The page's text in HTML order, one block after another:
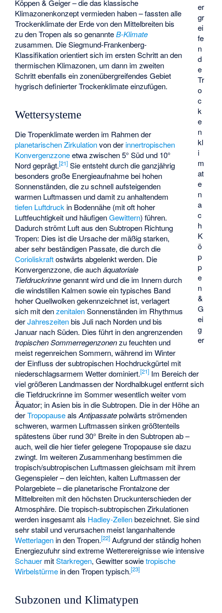
er
gr
ei
fe
n
d
e
Tr
o
c
k
e
n
kl
i
m
at
e
n
a
c
h
K
ö
p
p
e
n
&
G
ei
g
er
Köppen & Geiger – die das klassische
Klimazonenkonzept vermieden haben – fassten alle
Trockenklimate der Erde von den Mittelbreiten bis
zu den Tropen als so genannteB-Klimate
zusammen. DieSiegmund-Frankenberg-
Klassifikationorientiert sich im ersten Schritt an den
thermischen Klimazonen, um dann im zweiten
Schritt ebenfalls ein zonenübergreifendes Gebiet
hygrisch definierter Trockenklimate einzufügen.
Wettersysteme
Die Tropenklimate werden im Rahmen der
planetarischen Zirkulationvon der innertropischen
Konvergenzzoneetwa zwischen 5° Süd und 10°
Nord geprägt.[21] Sie entsteht durch die ganzjährig
besonders große Energieaufnahme bei hohen
Sonnenständen, die zu schnell aufsteigenden
warmen Luftmassen und damit zu anhaltendem
tiefen Luftdruck in Bodennähe (mit oft hoher
Luftfeuchtigkeit und häufigenGewittern) führen.
Dadurch strömt Luft aus den Subtropen Richtung
Tropen: Dies ist die Ursache der mäßig starken,
aber sehr beständigen Passate, die durch die
Corioliskraftostwärts abgelenkt werden. Die
Konvergenzzone, die auchäquatoriale
Tiefdruckrinnegenannt wird und die im Innern durch
die windstillen Kalmen sowie ein typisches Band
hoher Quellwolken gekennzeichnet ist, verlagert
sich mit denzenitalenSonnenständen im Rhythmus
derJahreszeitenbis Juli nach Norden und bis
Januar nach Süden. Dies führt in den angrenzenden
tropischen Sommerregenzonenzu feuchten und
meist regenreichen Sommern, während im Winter
der Einfluss der subtropischen Hochdruckgürtel mit
niederschlagsarmem Wetter dominiert.[21] Im Bereich der
viel größeren Landmassen der Nordhalbkugel entfernt sich
die Tiefdruckrinne im Sommer wesentlich weiter vom
Äquator; in Asien bis in die Subtropen. Die in der Höhe an
derTropopausealsAntipassatepolwärts strömenden
schweren, warmen Luftmassen sinken größtenteils
spätestens über rund 30° Breite in den Subtropen ab –
auch, weil die hier tiefer gelegene Tropopause sie dazu
zwingt. Im weiteren Zusammenhang bestimmen die
tropisch/subtropischen Luftmassen gleichsam mit ihrem
Gegenspieler – den leichten, kalten Luftmassen der
Polargebiete – dieplanetarische Frontalzoneder
Mittelbreiten mit den höchsten Druckunterschieden der
Atmosphäre. Die tropisch-subtropischen Zirkulationen
werden insgesamt als Hadley-Zellenbezeichnet. Sie sind
sehr stabil und verursachen meist langanhaltende
Wetterlagen in den Tropen.[22] Aufgrund der ständig hohen
Energiezufuhr sind extreme Wetterereignisse wie intensive
Schauer mitStarkregen, Gewitter sowietropische
Wirbelstürme in den Tropen typisch.[23]
Subzonen und Klimatypen